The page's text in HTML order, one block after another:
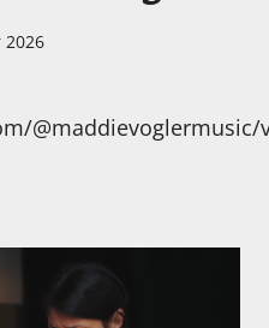
2026
@maddievoglermusic/